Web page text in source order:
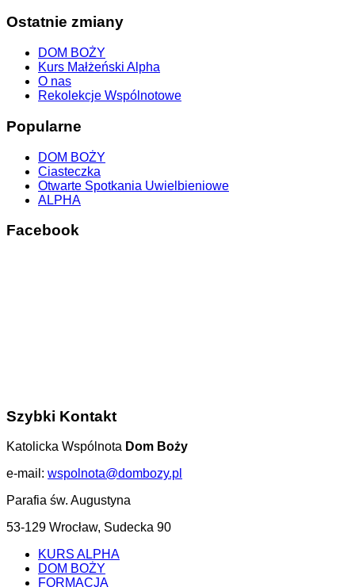
Ostatnie zmiany
DOM BOŻY
Kurs Małżeński Alpha
O nas
Rekolekcje Wspólnotowe
Popularne
DOM BOŻY
Ciasteczka
Otwarte Spotkania Uwielbieniowe
ALPHA
Facebook
Szybki Kontakt
Katolicka Wspólnota Dom Boży
e-mail: wspolnota@dombozy.pl
Parafia św. Augustyna
53-129 Wrocław, Sudecka 90
KURS ALPHA
DOM BOŻY
FORMACJA